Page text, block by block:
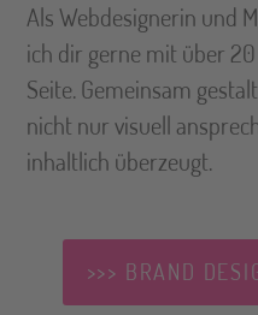
Als Webdesignerin und
ich dir gerne mit über
Seite. Gemeinsam
nicht nur visuell
inhaltlich überzeugt.
>>> BRAND